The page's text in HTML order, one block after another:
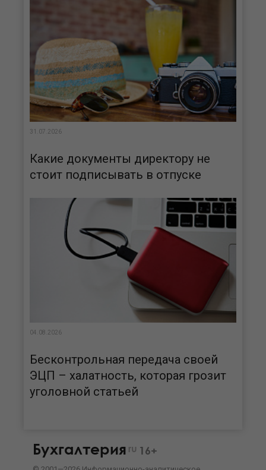
31.07.2026
Какие документы директору не
стоит подписывать в отпуске
04.08.2026
Бесконтрольная передача своей
ЭЦП – халатность, которая грозит
уголовной статьей
Бухгалтерия ru 16+